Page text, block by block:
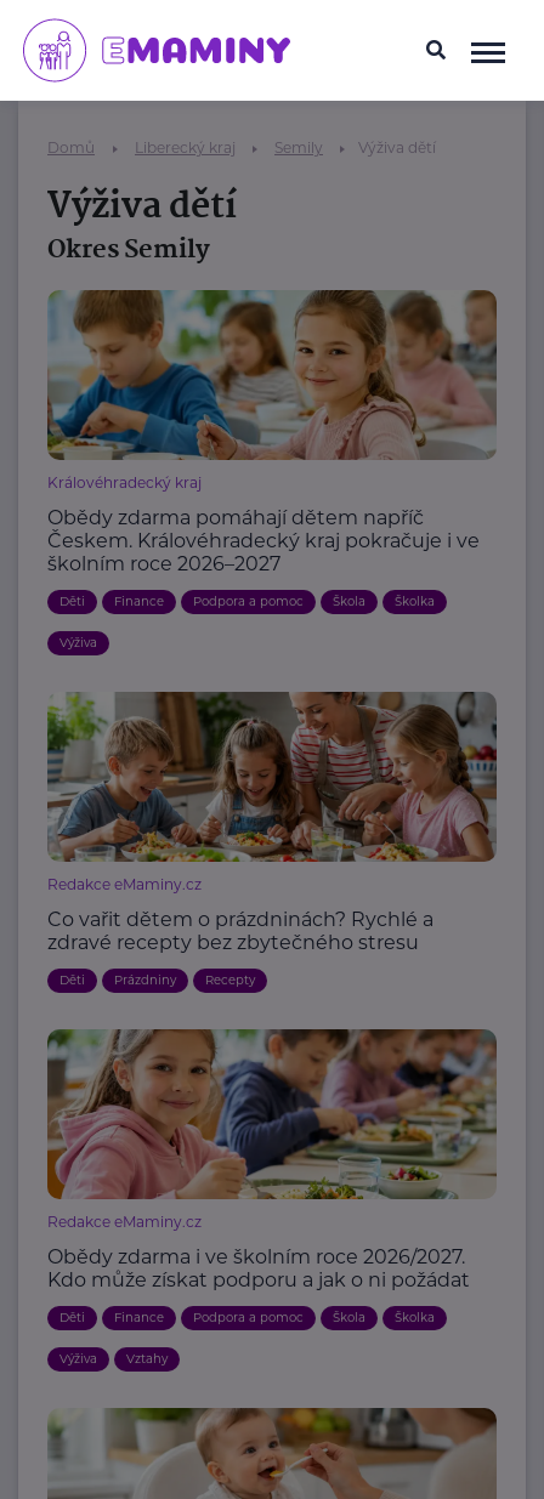
Domů Liberecký kraj Semily Výživa dětí
Výživa dětí
Okres Semily
Královéhradecký kraj
Obědy zdarma pomáhají dětem napříč
Českem. Královéhradecký kraj pokračuje i ve
školním roce 2026–2027
Děti Finance Podpora a pomoc Škola Školka
Výživa
Redakce eMaminy.cz
Co vařit dětem o prázdninách? Rychlé a
zdravé recepty bez zbytečného stresu
Děti Prázdniny Recepty
Redakce eMaminy.cz
Obědy zdarma i ve školním roce 2026/2027.
Kdo může získat podporu a jak o ni požádat
Děti Finance Podpora a pomoc Škola Školka
Výživa Vztahy